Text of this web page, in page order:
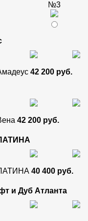
№3
42 200 руб.
42 200 руб.
40 400 руб.
и Дуб Атланта